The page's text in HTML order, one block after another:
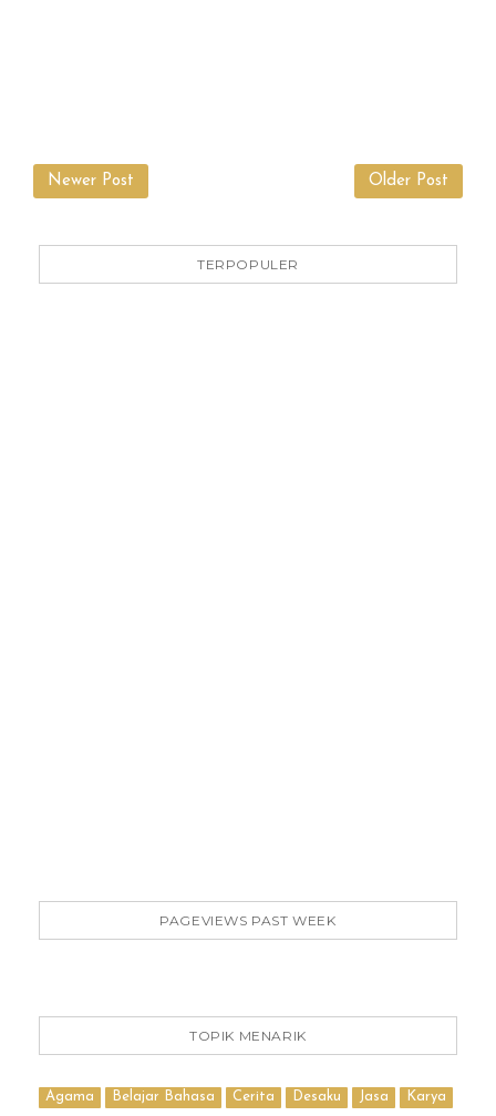
Newer Post Older Post
TERPOPULER
PAGEVIEWS PAST WEEK
TOPIK MENARIK
Agama Belajar Bahasa Cerita Desaku Jasa Karya